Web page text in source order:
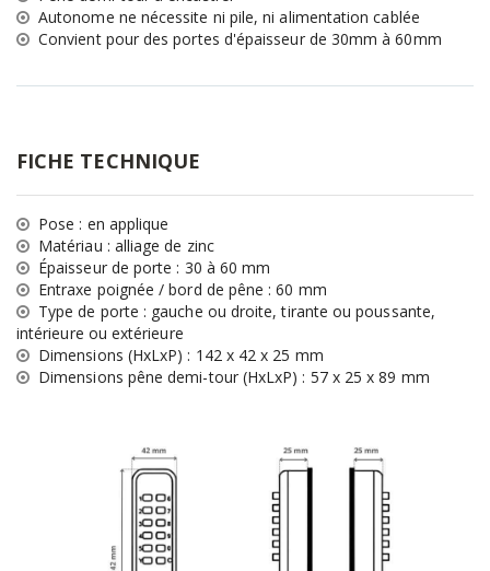
Autonome ne nécessite ni pile, ni alimentation cablée
Convient pour des portes d'épaisseur de 30mm à 60mm
FICHE TECHNIQUE
Pose : en applique
Matériau : alliage de zinc
Épaisseur de porte : 30 à 60 mm
Entraxe poignée / bord de pêne : 60 mm
Type de porte : gauche ou droite, tirante ou poussante,
intérieure ou extérieure
Dimensions (HxLxP) : 142 x 42 x 25 mm
Dimensions pêne demi-tour (HxLxP) : 57 x 25 x 89 mm